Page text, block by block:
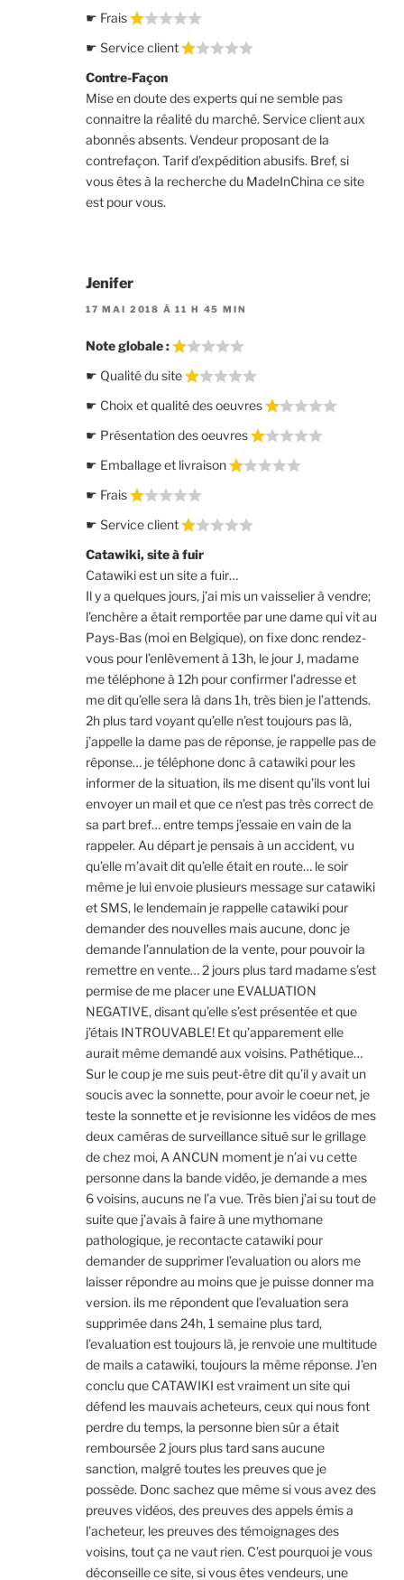
☛ Frais
☛ Service client
Contre-Façon
Mise en doute des experts qui ne semble pas
connaitre la réalité du marché. Service client aux
abonnés absents. Vendeur proposant de la
contrefaçon. Tarif d’expédition abusifs. Bref, si
vous êtes à la recherche du MadeInChina ce site
est pour vous.
Jenifer
17 MAI 2018 À 11 H 45 MIN
Note globale :
☛ Qualité du site
☛ Choix et qualité des oeuvres
☛ Présentation des oeuvres
☛ Emballage et livraison
☛ Frais
☛ Service client
Catawiki, site à fuir
Catawiki est un site a fuir…
Il y a quelques jours, j’ai mis un vaisselier à vendre;
l’enchère a était remportée par une dame qui vit au
Pays-Bas (moi en Belgique), on fixe donc rendez-
vous pour l’enlèvement à 13h, le jour J, madame
me téléphone à 12h pour confirmer l’adresse et
me dit qu’elle sera là dans 1h, très bien je l’attends.
2h plus tard voyant qu’elle n’est toujours pas là,
j’appelle la dame pas de réponse, je rappelle pas de
réponse… je téléphone donc à catawiki pour les
informer de la situation, ils me disent qu’ils vont lui
envoyer un mail et que ce n’est pas très correct de
sa part bref… entre temps j’essaie en vain de la
rappeler. Au départ je pensais à un accident, vu
qu’elle m’avait dit qu’elle était en route… le soir
même je lui envoie plusieurs message sur catawiki
et SMS, le lendemain je rappelle catawiki pour
demander des nouvelles mais aucune, donc je
demande l’annulation de la vente, pour pouvoir la
remettre en vente… 2 jours plus tard madame s’est
permise de me placer une EVALUATION
NEGATIVE, disant qu’elle s’est présentée et que
j’étais INTROUVABLE! Et qu’apparement elle
aurait même demandé aux voisins. Pathétique…
Sur le coup je me suis peut-être dit qu’il y avait un
soucis avec la sonnette, pour avoir le coeur net, je
teste la sonnette et je revisionne les vidéos de mes
deux caméras de surveillance situé sur le grillage
de chez moi, A ANCUN moment je n’ai vu cette
personne dans la bande vidéo, je demande a mes
6 voisins, aucuns ne l’a vue. Très bien j’ai su tout de
suite que j’avais à faire à une mythomane
pathologique, je recontacte catawiki pour
demander de supprimer l’evaluation ou alors me
laisser répondre au moins que je puisse donner ma
version. ils me répondent que l’evaluation sera
supprimée dans 24h, 1 semaine plus tard,
l’evaluation est toujours là, je renvoie une multitude
de mails a catawiki, toujours la même réponse. J’en
conclu que CATAWIKI est vraiment un site qui
défend les mauvais acheteurs, ceux qui nous font
perdre du temps, la personne bien sûr a était
remboursée 2 jours plus tard sans aucune
sanction, malgré toutes les preuves que je
possède. Donc sachez que même si vous avez des
preuves vidéos, des preuves des appels émis a
l’acheteur, les preuves des témoignages des
voisins, tout ça ne vaut rien. C’est pourquoi je vous
déconseille ce site, si vous êtes vendeurs, une